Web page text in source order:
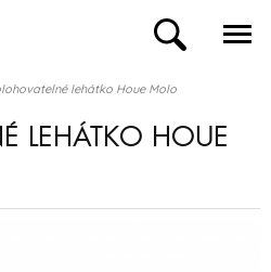
lehátko Houe Molo
LEHÁTKO HOUE